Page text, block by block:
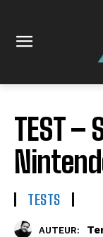
TEST –
TESTS
AUTEUR: